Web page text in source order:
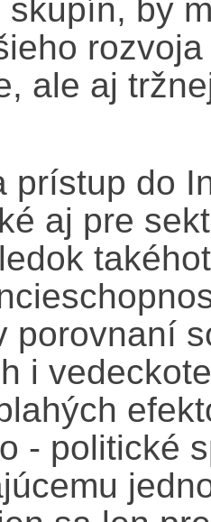
skupín, by
ale aj
prístup do
aj pre
porovnaní
i
- politické